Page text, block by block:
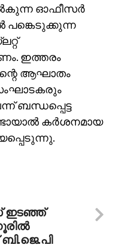
ഓഫീസര്‍
പങ്കെടുക്കുന്ന
ഇത്തരം
ആഘാതം
ബന്ധപ്പെട്ട
കര്‍ശനമായ
ഇടഞ്ഞ്